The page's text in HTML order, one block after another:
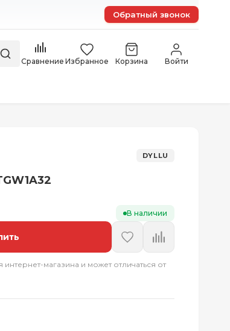
Обратный звонок
Сравнение Избранное Корзина Войти
DYLLU
В наличии
интернет-магазина и может отличаться от